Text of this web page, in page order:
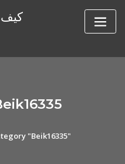
"Beik16335"